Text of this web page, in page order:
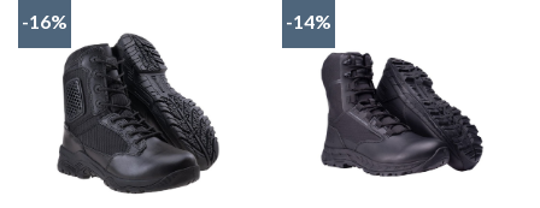
-16% -14%